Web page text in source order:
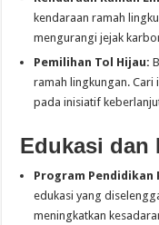
kendaraan ramah
mengurangi jejak
Pemilihan Tol Hijau:
ramah lingkungan.
pada inisiatif
Edukasi dan
Program Pendidikan
edukasi yang
meningkatkan